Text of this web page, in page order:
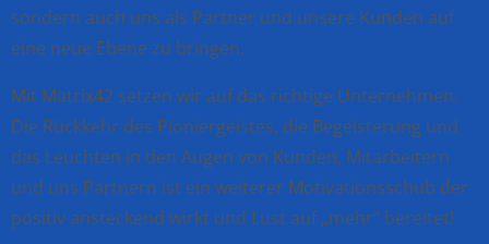
sondern auch uns als Partner und unsere Kunden auf
eine neue Ebene zu bringen.
Mit Matrix42 setzen wir auf das richtige Unternehmen.
Die Rückkehr des Pioniergeistes, die Begeisterung und
das Leuchten in den Augen von Kunden, Mitarbeitern
und uns Partnern ist ein weiterer Motivationsschub der
positiv ansteckend wirkt und Lust auf „mehr“ bereitet!